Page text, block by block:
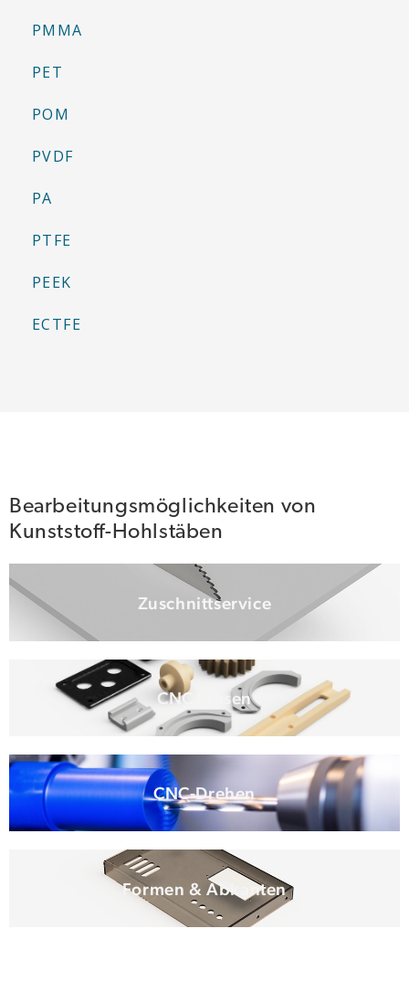
PMMA
PET
POM
PVDF
PA
PTFE
PEEK
ECTFE
Bearbeitungsmöglichkeiten von
Kunststoff-Hohlstäben
Zuschnittservice
CNC Fräsen
CNC-Drehen
Formen & Abkanten